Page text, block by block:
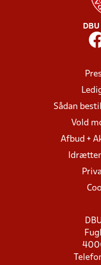
Sådan
Vold
Afbud +